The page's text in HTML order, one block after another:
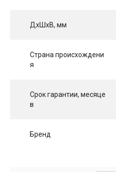
ДхШхВ, мм
Страна происхождени
я
Срок гарантии, месяце
в
Бренд